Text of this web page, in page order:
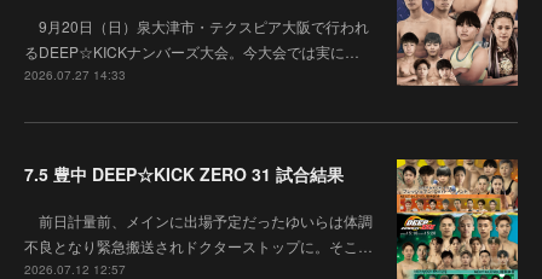
9月20日（日）泉大津市・テクスピア大阪で行われ
るDEEP☆KICKナンバーズ大会。今大会では実に…
2026.07.27 14:33
7.5 豊中 DEEP☆KICK ZERO 31 試合結果
前日計量前、メインに出場予定だったゆいらは体調
不良となり緊急搬送されドクターストップに。そこ…
2026.07.12 12:57